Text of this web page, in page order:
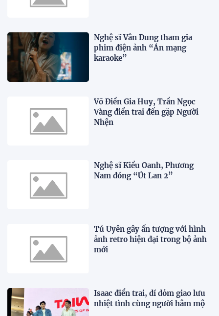
Nghệ sĩ Vân Dung tham gia
phim điện ảnh “Án mạng
karaoke”
Võ Điền Gia Huy, Trần Ngọc
Vàng điển trai đến gặp Người
Nhện
Nghệ sĩ Kiều Oanh, Phương
Nam đóng “Út Lan 2”
Tú Uyên gây ấn tượng với hình
ảnh retro hiện đại trong bộ ảnh
mới
Isaac điển trai, dí dỏm giao lưu
nhiệt tình cùng người hâm mộ